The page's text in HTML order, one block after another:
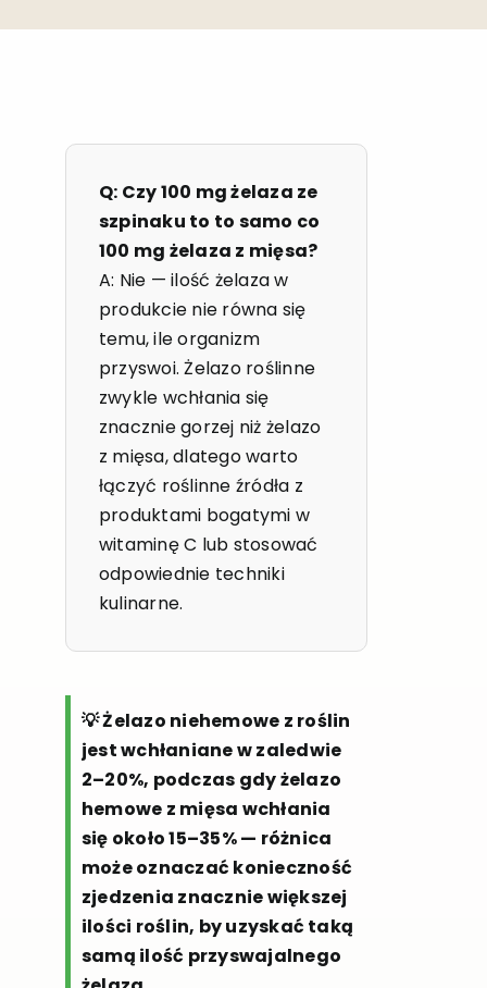
Q: Czy 100 mg żelaza ze
szpinaku to to samo co
100 mg żelaza z mięsa?
A: Nie — ilość żelaza w
produkcie nie równa się
temu, ile organizm
przyswoi. Żelazo roślinne
zwykle wchłania się
znacznie gorzej niż żelazo
z mięsa, dlatego warto
łączyć roślinne źródła z
produktami bogatymi w
witaminę C lub stosować
odpowiednie techniki
kulinarne.
💡 Żelazo niehemowe z roślin
jest wchłaniane w zaledwie
2–20%, podczas gdy żelazo
hemowe z mięsa wchłania
się około 15–35% — różnica
może oznaczać konieczność
zjedzenia znacznie większej
ilości roślin, by uzyskać taką
samą ilość przyswajalnego